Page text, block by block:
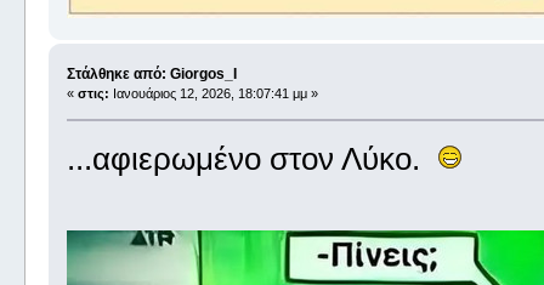
Στάλθηκε από: Giorgos_I
« στις: Ιανουάριος 12, 2026, 18:07:41 μμ »
...αφιερωμένο στον Λύκο.